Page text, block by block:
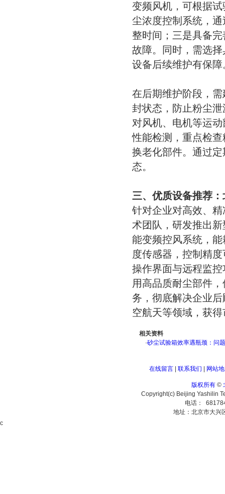
变频风机，可根据
尘浓度控制系统，
整时间；三是具备
故障。同时，需选
设备后续维护有保障
在后期维护阶段，
封状态，防止粉尘
对风机、电机等运
性能检测，重点检
换老化部件。通过
态。
三、优质设备推荐
针对企业对高效、
术团队，研发推出
能变频控风系统，
度传感器，控制精
操作界面与远程监
用高品质耐尘部件
务，彻底解决企业
空航天等领域，获
相关资料
·砂尘试验箱效率遇瓶颈：问
在线留言| 联系我们 网站
版权所有©
Copyright(c) Beijing Yashilin
电话：
地址：北京市大兴
c